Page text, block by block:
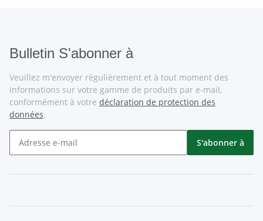
Bulletin S'abonner à
Veuillez m'envoyer régulièrement et à tout moment des
informations sur votre gamme de produits par e-mail,
conformément à votre déclaration de protection des
données.
S'abonner à